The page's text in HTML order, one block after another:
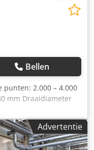
Bellen
punten: 2.000 – 4.000
mm Draaidiameter
DIN 55026
max.: 2.300
Dedpszrlvxofx
– 7.000 kg
Advertentie